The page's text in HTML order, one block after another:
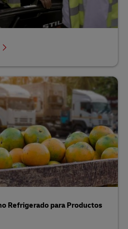
Refrigerado para Productos